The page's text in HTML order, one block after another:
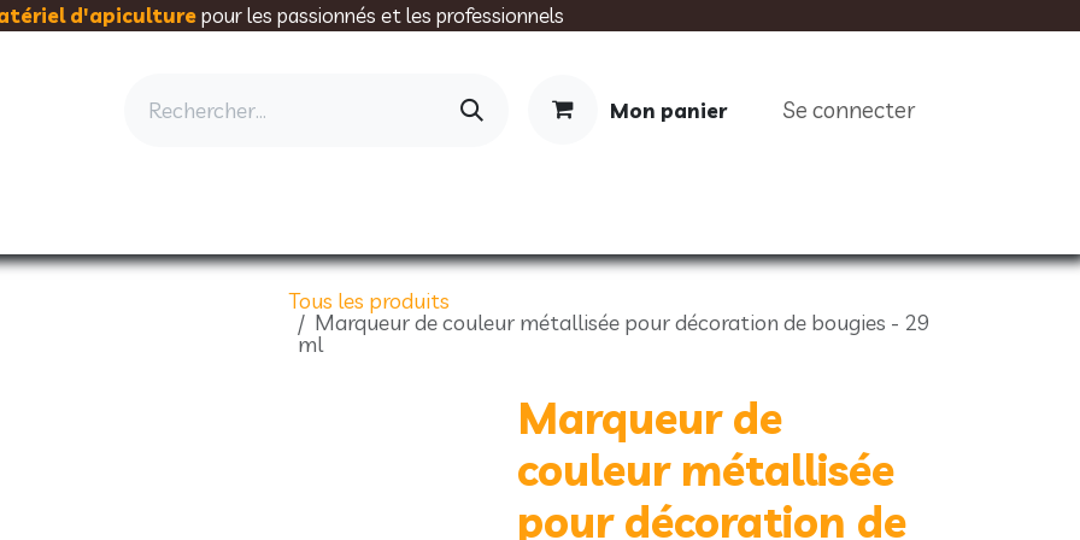
d'apiculturepour les passionnés et les professionnels
Mon panier Se connecter
Tous les produits
Marqueur de couleur métallisée pour décoration de bougies - 29
ml
Marqueur de
couleur métallisée
pour décoration de